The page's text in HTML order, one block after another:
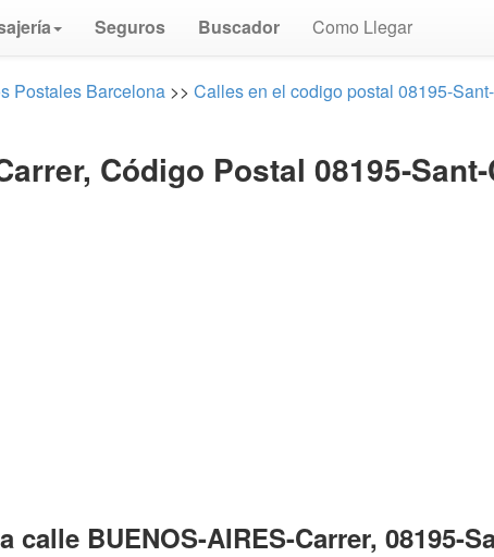
Seguros Buscador Como Llegar
Postales Barcelona>> Calles en el codigo postal 08195-
Código Postal 08195-
BUENOS-AIRES-Carrer, 08195-